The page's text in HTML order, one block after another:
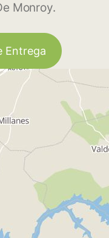
Monroy.
Entrega